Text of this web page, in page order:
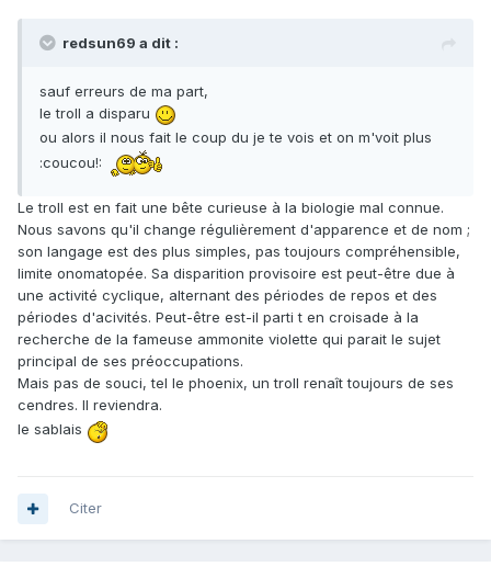
redsun69 a dit :
sauf erreurs de ma part,
le troll a disparu
ou alors il nous fait le coup du je te vois et on m'voit plus
:coucou!:
Le troll est en fait une bête curieuse à la biologie mal connue.
Nous savons qu'il change régulièrement d'apparence et de nom ;
son langage est des plus simples, pas toujours compréhensible,
limite onomatopée. Sa disparition provisoire est peut-être due à
une activité cyclique, alternant des périodes de repos et des
périodes d'acivités. Peut-être est-il parti t en croisade à la
recherche de la fameuse ammonite violette qui parait le sujet
principal de ses préoccupations.
Mais pas de souci, tel le phoenix, un troll renaît toujours de ses
cendres. Il reviendra.
le sablais
Citer